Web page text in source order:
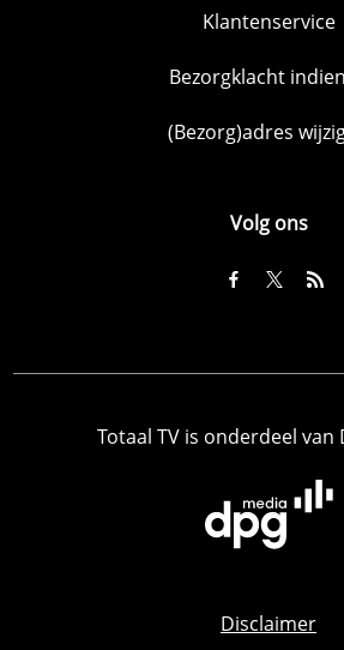
Klantenservice
Bezorgklacht
(Bezorg)adres
Volg ons
Totaal TV is onderdeel van
Disclaimer